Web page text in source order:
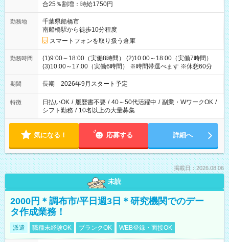
合25％割増：時給1750円
勤務地
千葉県船橋市
南船橋駅から徒歩10分程度
スマートフォンを取り扱う倉庫
勤務時間
(1)9:00～18:00（実働8時間） (2)10:00～18:00（実働7時間）
(3)10:00～17:00（実働6時間） ※時間帯選べます ※休憩60分
期間 長期 2026年9月スタート予定
特徴 日払いOK / 履歴書不要 / 40～50代活躍中 / 副業・WワークOK /
シフト勤務 / 10名以上の大量募集
気になる！ 応募する 詳細へ
掲載日：2026.08.06
未読
2000円＊調布市/平日週3日＊研究機関でのデー
タ作成業務！
派遣 職種未経験OK ブランクOK WEB登録・面接OK